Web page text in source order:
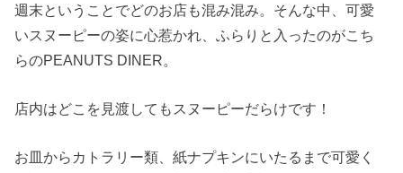
週末ということでどのお店も混み混み。そんな中、可愛
いスヌーピーの姿に心惹かれ、ふらりと入ったのがこち
らのPEANUTS DINER。
店内はどこを見渡してもスヌーピーだらけです！
お皿からカトラリー類、紙ナプキンにいたるまで可愛く